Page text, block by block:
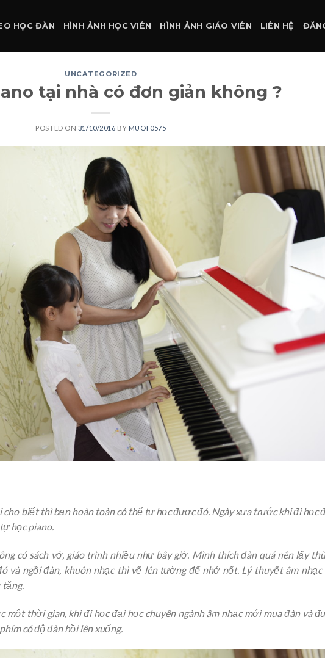
HỌC ĐÀN HÌNH ẢNH HỌC VIÊN HÌNH ẢNH GIÁO VIÊN LIÊN HỆ
UNCATEGORIZED
tại nhà có đơn giản không ?
POSTED ON 31/10/2016 BY MUOT0575
cho biết thì bạn hoàn toàn có thể tự học được đó. Ngày xưa trước khi đi học
học piano.
có sách vở, giáo trình nhiều như bây giờ. Mình thích đàn quá nên lấy
và ngồi đàn, khuôn nhạc thì vẽ lên tường để nhớ nốt. Lý thuyết âm
tặng.
thời gian, khi đi học đại học chuyên ngành âm nhạc mới mua đàn và
có độ đàn hồi lên xuống.